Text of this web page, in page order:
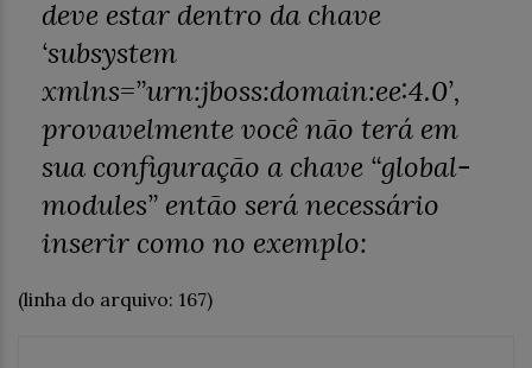
deve estar dentro da chave
‘subsystem
xmlns=”urn:jboss:domain:ee:4.0’,
provavelmente você não terá em
sua configuração a chave “global-
modules” então será necessário
inserir como no exemplo:
(linha do arquivo: 167)